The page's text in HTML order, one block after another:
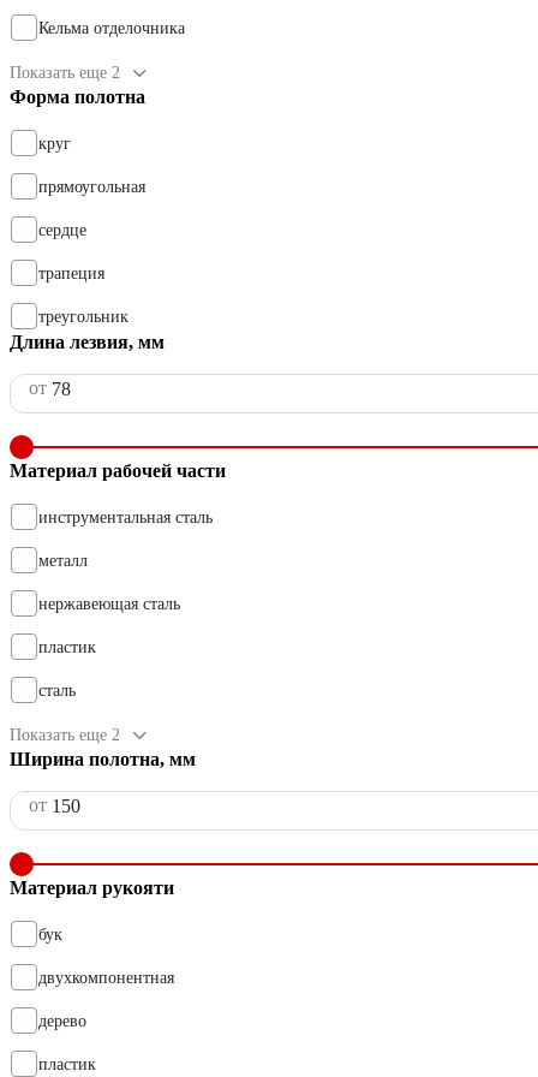
Кельма отделочника
Показать еще 2
Форма полотна
круг
прямоугольная
сердце
трапеция
треугольник
Длина лезвия, мм
от
Материал рабочей части
инструментальная сталь
металл
нержавеющая сталь
пластик
сталь
Показать еще 2
Ширина полотна, мм
от
Материал рукояти
бук
двухкомпонентная
дерево
пластик